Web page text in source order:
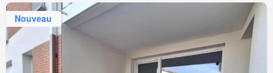
Nouveau